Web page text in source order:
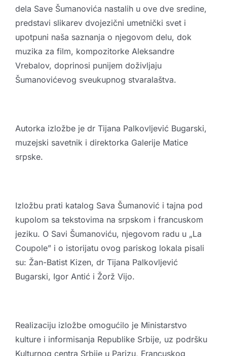
dela Save Šumanovića nastalih u ove dve sredine,
predstavi slikarev dvojezični umetnički svet i
upotpuni naša saznanja o njegovom delu, dok
muzika za film, kompozitorke Aleksandre
Vrebalov, doprinosi punijem doživljaju
Šumanovićevog sveukupnog stvaralaštva.
Autorka izložbe je dr Tijana Palkovljević Bugarski,
muzejski savetnik i direktorka Galerije Matice
srpske.
Izložbu prati katalog Sava Šumanović i tajna pod
kupolom sa tekstovima na srpskom i francuskom
jeziku. O Savi Šumanoviću, njegovom radu u „La
Coupole” i o istorijatu ovog pariskog lokala pisali
su: Žan-Batist Kizen, dr Tijana Palkovljević
Bugarski, Igor Antić i Žorž Vijo.
Realizaciju izložbe omogućilo je Ministarstvo
kulture i informisanja Republike Srbije, uz podršku
Kulturnog centra Srbije u Parizu, Francuskog